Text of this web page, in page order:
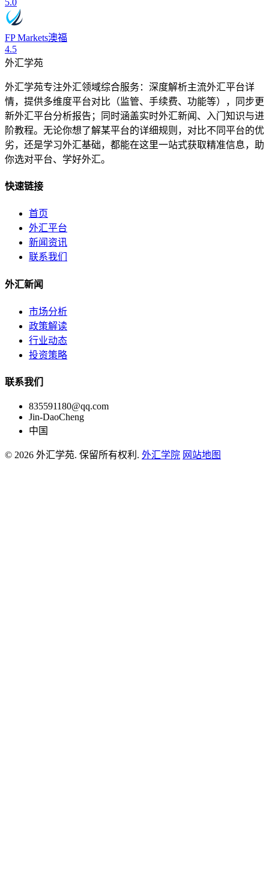
FP Markets澳福
4.5
外汇学苑
外汇学苑专注外汇领域综合服务：深度解析主流外汇平台详
情，提供多维度平台对比（监管、手续费、功能等），同步更
新外汇平台分析报告；同时涵盖实时外汇新闻、入门知识与进
阶教程。无论你想了解某平台的详细规则，对比不同平台的优
劣，还是学习外汇基础，都能在这里一站式获取精准信息，助
你选对平台、学好外汇。
快速链接
首页
外汇平台
新闻资讯
联系我们
外汇新闻
市场分析
政策解读
行业动态
投资策略
联系我们
835591180@qq.com
Jin-DaoCheng
中国
© 2026 外汇学苑. 保留所有权利. 外汇学院 网站地图